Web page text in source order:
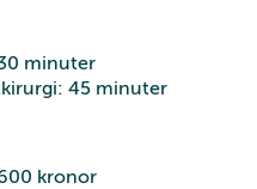
minuter
45 minuter
kronor